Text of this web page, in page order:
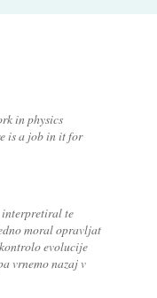
in physics
is a job in it for
interpretiral te
moral opravljat
evolucije
vrnemo nazaj v